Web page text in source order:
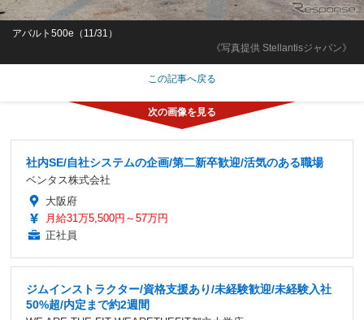
《写真提供 Stellantisジャパン》
アバルト500e（11/31）
この記事へ戻る
社内SE/自社システムの企画/第二新卒歓迎/活気のある職場
ベンタス株式会社
大阪府
月給31万5,500円～57万円
正社員
ジムインストラクター/資格支援あり/未経験歓迎/未経験入社
50%超/内定まで約2週間